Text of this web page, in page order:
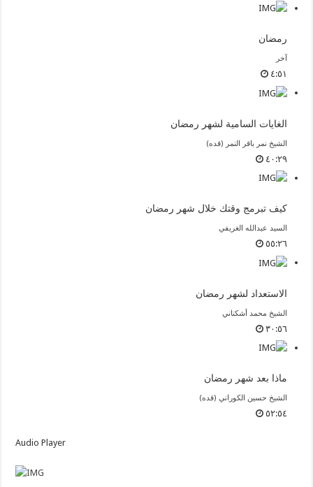
رمضان
آخر
٤:٥١
الغايات السامية لشهر رمضان
الشيخ نمر باقر النمر (قده)
٤٠:٢٩
كيف تبرمج وقتك خلال شهر رمضان
السيد عبدالله الغريفي
٥٥:٢٦
الاستعداد لشهر رمضان
الشيخ محمد أشكناني
٣٠:٥٦
ماذا بعد شهر رمضان
الشيخ حسين الكوراني (قده)
٥٢:٥٤
Audio Player